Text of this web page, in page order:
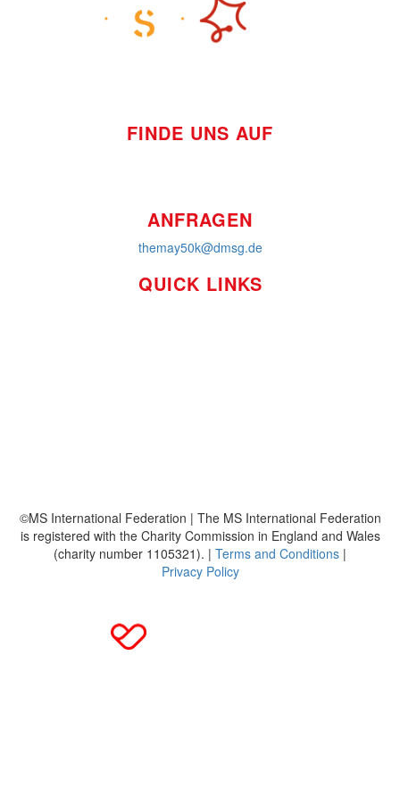
FINDE UNS AUF
ANFRAGEN
themay50k@dmsg.de
QUICK LINKS
©MS International Federation | The MS International Federation
is registered with the Charity Commission in England and Wales
(charity number 1105321). | Terms and Conditions |
Privacy Policy